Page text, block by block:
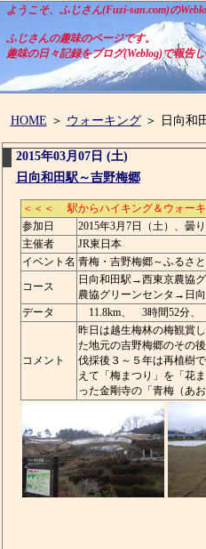
ようこそ、ふじさん(Fuzi-san.com)の
ふじさんの趣味のページです。
趣味の日々記録をブログ(Weblog)で報告
HOME ＞ ウォーキング＞ 日向和
2015年03月07日 (土)
日向和田駅～吉野梅郷
＜＜＜ 駅からハイキング＆ウォー
参加日
2015年3月7日（土）、曇
主催者
JR東日本
イベント名 青梅・吉野梅郷～ふるさ
コース
日向和田駅→西東京農協
農協グリーンセンタ→日
データ
11.8km、 3時間52分、
コメント
昨日は越生梅林の梅観賞
た地元の吉野梅郷のその
伐採後３～５年は再植樹
えて「梅まつり」を「花
った金剛寺の「青梅（あ